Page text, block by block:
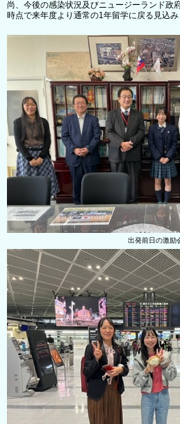
尚、今後の感染状況及びニュージーランド政
時点で来年度より通常の1年留学に戻る見込み
出発前日の激励